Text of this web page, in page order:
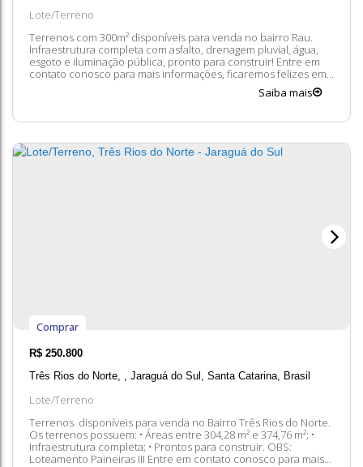
Lote/Terreno
Terrenos com 300m² disponíveis para venda no bairro Rau.
Infraestrutura completa com asfalto, drenagem pluvial, água,
esgoto e iluminação pública, pronto para construir! Entre em
contato conosco para mais informações, ficaremos felizes em
Saiba mais
Lote/Terreno
R$ 250.800
Três Rios do Norte
Jaraguá do Sul Santa Catarina Brasil
Terrenos disponíveis para venda no Bairro Três Rios do Norte.
Os terrenos possuem: • Áreas entre 304,28 m² e 374,76 m²; •
Infraestrutura completa; • Prontos para construir. OBS:
Loteamento Paineiras III Entre em contato conosco para mais
Comprar